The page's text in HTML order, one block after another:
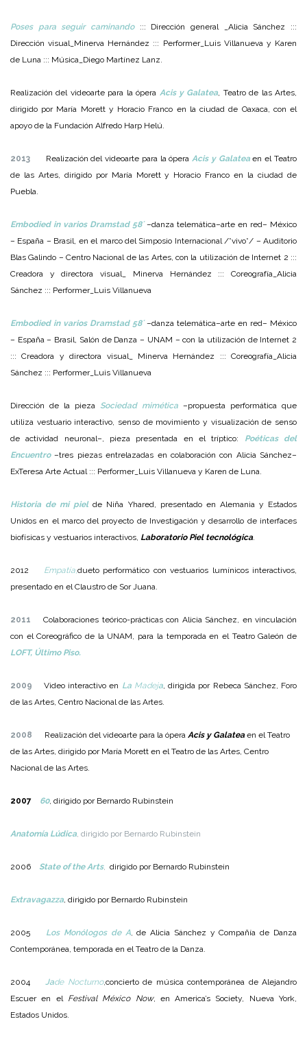
Poses para seguir caminando
::: Dirección general _Alicia Sánchez :::
Dirección visual_Minerva Hernández ::: Performer_Luis Villanueva y Karen
de Luna ::: Música_Diego Martínez Lanz.
Realización del videoarte para la ópera Acis y Galatea, Teatro de las Artes,
dirigido por María Morett y Horacio Franco en la ciudad de Oaxaca, con el
apoyo de la Fundación Alfredo Harp Helú.
2013 Realización del videoarte para la ópera Acis y Galatea en el Teatro
de las Artes, dirigido por María Morett y Horacio Franco en la ciudad de
Puebla.
Embodied in varios Dramstad 58´–danza telemática–arte en red– México
– España – Brasil, en el marco del Simposio Internacional /*vivo*/ – Auditorio
Blas Galindo – Centro Nacional de las Artes, con la utilización de Internet 2 :::
Creadora y directora visual_ Minerva Hernández ::: Coreografía_Alicia
Sánchez ::: Performer_Luis Villanueva
Embodied in varios Dramstad 58´ –danza telemática–arte en red– México
– España – Brasil, Salón de Danza – UNAM – con la utilización de Internet 2
::: Creadora y directora visual_ Minerva Hernández ::: Coreografía_Alicia
Sánchez ::: Performer_Luis Villanueva
Dirección de la pieza Sociedad mimética –propuesta performática que
utiliza vestuario interactivo, senso de movimiento y visualización de senso
de actividad neuronal–, pieza presentada en el tríptico:
Poéticas del
Encuentro –tres piezas entrelazadas en colaboración con Alicia Sánchez–
ExTeresa Arte Actual ::: Performer_Luis Villanueva y Karen de Luna.
Historia de mi piel de Niña Yhared, presentado en Alemania y Estados
Unidos en el marco del proyecto de Investigación y desarrollo de interfaces
biofísicas y vestuarios interactivos, Laboratorio Piel tecnológica.
2012 Empatía,dueto performático con vestuarios lumínicos interactivos,
presentado en el Claustro de Sor Juana.
2011
Colaboraciones teórico-prácticas con Alicia Sánchez, en vinculación
con el Coreográfico de la UNAM, para la temporada en el Teatro Galeón de
LOFT, Último Piso.
2009 Video interactivo en La Madeja, dirigida por Rebeca Sánchez, Foro
de las Artes, Centro Nacional de las Artes.
2008 Realización del videoarte para la ópera Acis y Galateaen el Teatro
de las Artes, dirigido por María Morett en el Teatro de las Artes, Centro
Nacional de las Artes.
2007 60, dirigido por Bernardo Rubinstein
Anatomía Lúdica, dirigido por Bernardo Rubinstein
2006 State of the Arts, dirigido por Bernardo Rubinstein
Extravagazza, dirigido por Bernardo Rubinstein
2005 Los Monólogos de A, de Alicia Sánchez y Compañía de Danza
Contemporánea, temporada en el Teatro de la Danza.
2004 Jade Nocturno,concierto de música contemporánea de Alejandro
Escuer en el Festival México Now, en America’s Society, Nueva York,
Estados Unidos.